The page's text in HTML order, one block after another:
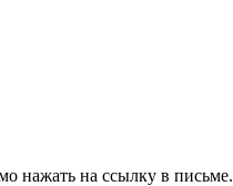
нажать на ссылку в письме.